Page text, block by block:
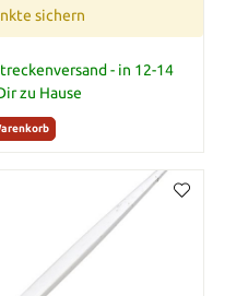
sichern
- in 12-14
zu Hause